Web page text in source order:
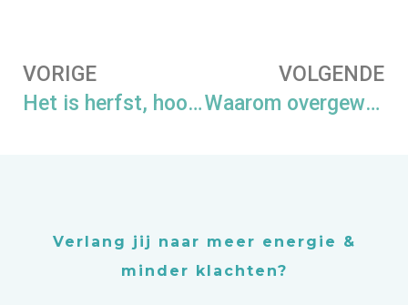
VORIGE
Het is herfst, hoogste tijd om je immuunsysteem te versterken
VOLGENDE
Waarom overgewicht zo snel toeneemt
Verlang jij naar meer energie &
minder klachten?